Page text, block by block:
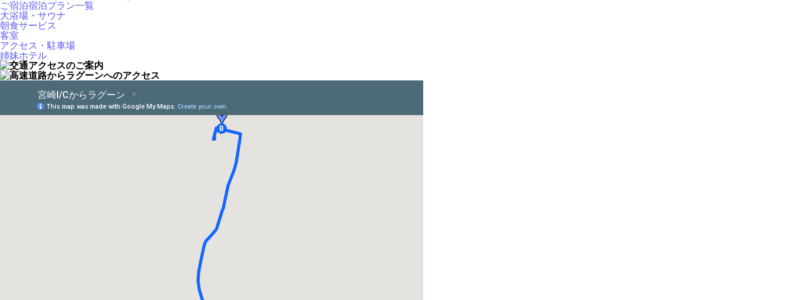
ご宿泊宿泊プラン一覧
大浴場・サウナ
朝食サービス
客室
アクセス・駐車場
姉妹ホテル